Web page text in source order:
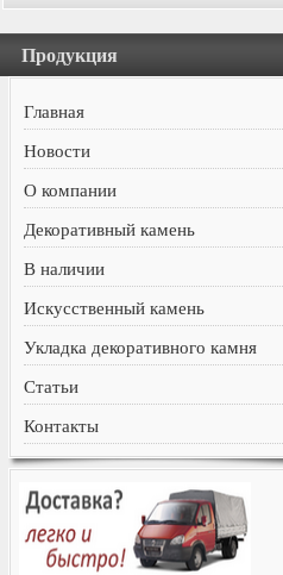
Продукция
Главная
Новости
О компании
Декоративный камень
В наличии
Искусственный камень
Укладка декоративного камня
Статьи
Контакты